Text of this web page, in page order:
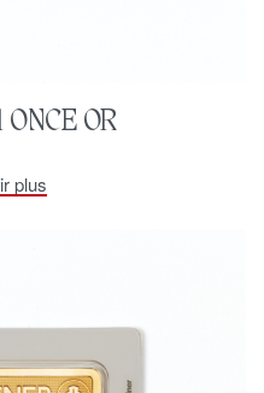
OR
plus